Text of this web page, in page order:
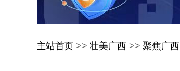
主站首页 >> 壮美广西 >> 聚焦广西